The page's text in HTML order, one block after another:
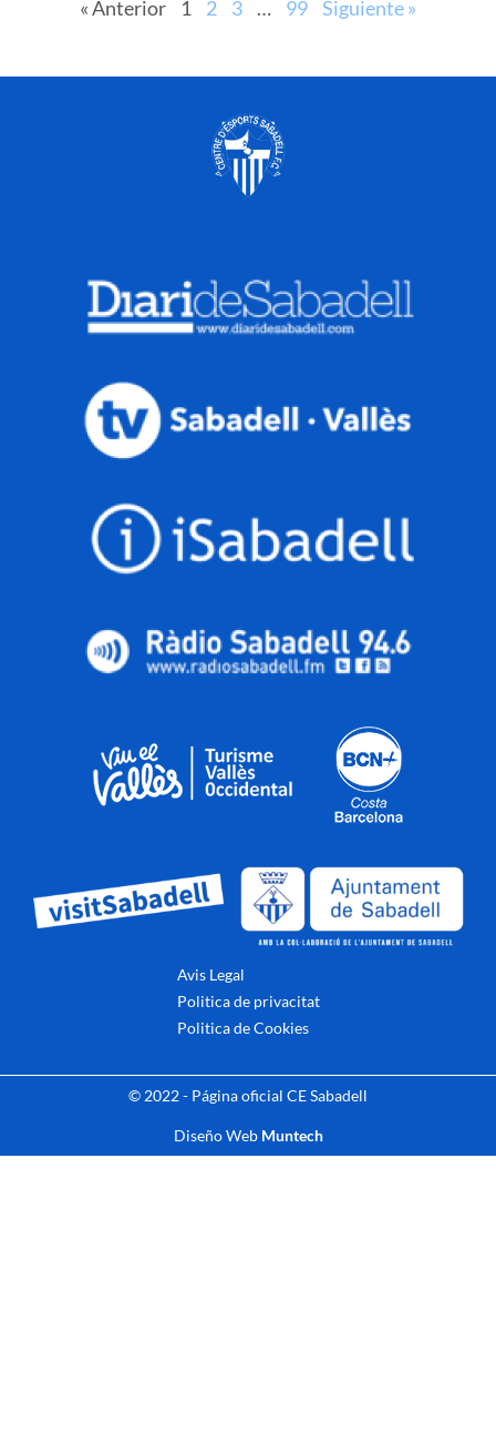
« Anterior 1 2 3 … 99 Siguiente »
Avis Legal
Politica de privacitat
Politica de Cookies
© 2022 - Página oficial CE Sabadell
Diseño Web Muntech